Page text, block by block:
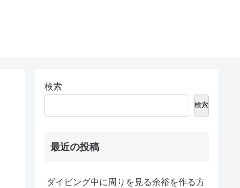
検索
検索
最近の投稿
ダイビング中に周りを見る余裕を作る方